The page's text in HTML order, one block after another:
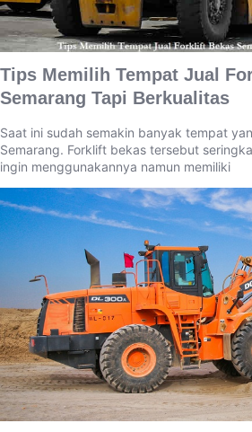
Tips Memilih Tempat Jual
Semarang Tapi Berkualitas
Saat ini sudah semakin banyak tempat
Semarang. Forklift bekas tersebut
ingin menggunakannya namun memiliki